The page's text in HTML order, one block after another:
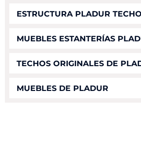
ESTRUCTURA PLADUR TECHO
MUEBLES ESTANTERÍAS
TECHOS ORIGINALES DE
MUEBLES DE PLADUR